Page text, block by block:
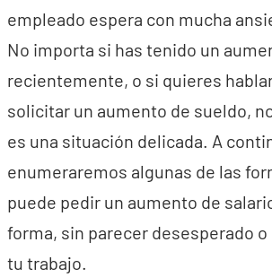
empleado espera con mucha
No importa si has tenido un
recientemente, o si quieres
solicitar un aumento de sueldo,
es una situación delicada. A
enumeraremos algunas de las
puede pedir un aumento de
forma, sin parecer desesperado
tu trabajo.